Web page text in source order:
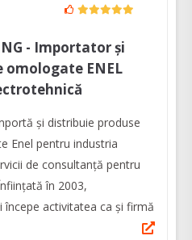
- Importator și
ENEL
și distribuie produse
Enel pentru industria
de consultanță pentru
în 2003,
începe activitatea ca şi firmă